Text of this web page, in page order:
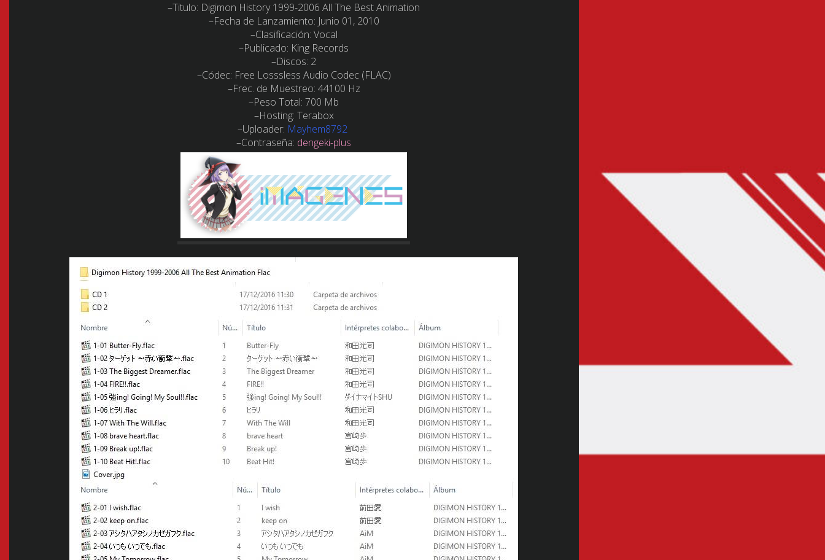
–Titulo: Digimon History 1999-2006 All The Best Animation
–Fecha de Lanzamiento: Junio 01, 2010
–Clasificación: Vocal
–Publicado: King Records
–Discos: 2
–Códec: Free Losssless Audio Codec (FLAC)
–Frec. de Muestreo: 44100 Hz
–Peso Total: 700 Mb
–Hosting: Terabox
–Uploader: Mayhem8792
–Contraseña: dengeki-plus